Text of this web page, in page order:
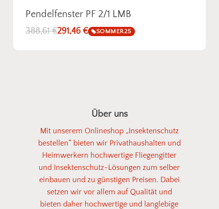
Pendelfenster PF 2/1 LMB
388,61€291,46 € SOMMER25
Über uns
Mit unserem Onlineshop „Insektenschutz
bestellen“ bieten wir Privathaushalten und
Heimwerkern hochwertige Fliegengitter
und Insektenschutz-Lösungen zum selber
einbauen und zu günstigen Preisen. Dabei
setzen wir vor allem auf Qualität und
bieten daher hochwertige und langlebige